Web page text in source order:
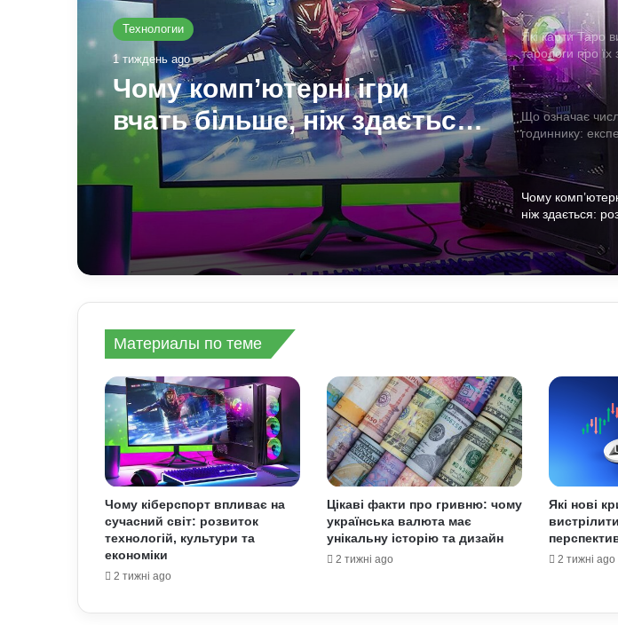
Технологии
1 тиждень ago
Чому комп’ютерні ігри
вчать більше, ніж здається:
розвиток мислення та
навичок
Які карти Таро
тарологи про їх
Що означає
годиннику:
Чому
ніж здається:
навичок
Обмен
історія
Які
прикладом:
інвесторів
Як змусити
психологів
здаються
Материалы по теме
Чому кіберспорт впливає на
сучасний світ: розвиток
технологій, культури та
економіки
2 тижні ago
Цікаві факти про гривню: чому
українська валюта має
унікальну історію та дизайн
2 тижні ago
Які нові
2 тижні ago